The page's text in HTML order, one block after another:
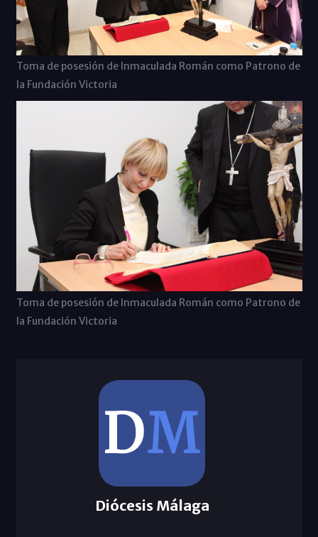
Toma de posesión de Inmaculada Román como Patrono de
la Fundación Victoria
Toma de posesión de Inmaculada Román como Patrono de
la Fundación Victoria
Diócesis Málaga